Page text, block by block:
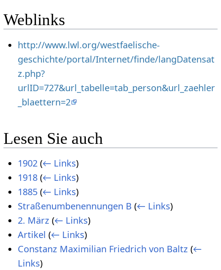
Weblinks
http://www.lwl.org/westfaelische-
geschichte/portal/Internet/finde/langDatensat
z.php?
urlID=727&url_tabelle=tab_person&url_zaehler
_blaettern=2
Lesen Sie auch
1902 (← Links)
1918 (← Links)
1885 (← Links)
Straßenumbenennungen B (← Links)
2. März (← Links)
Artikel (← Links)
Constanz Maximilian Friedrich von Baltz (←
Links)